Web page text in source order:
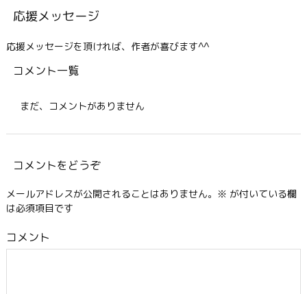
応援メッセージ
応援メッセージを頂ければ、作者が喜びます^^
コメント一覧
まだ、コメントがありません
コメントをどうぞ
メールアドレスが公開されることはありません。 ※ が付いている欄
は必須項目です
コメント